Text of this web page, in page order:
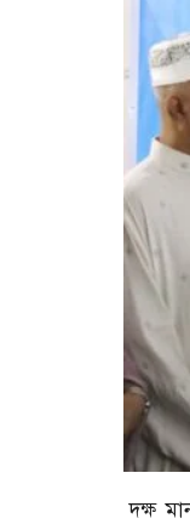
দক্ষ